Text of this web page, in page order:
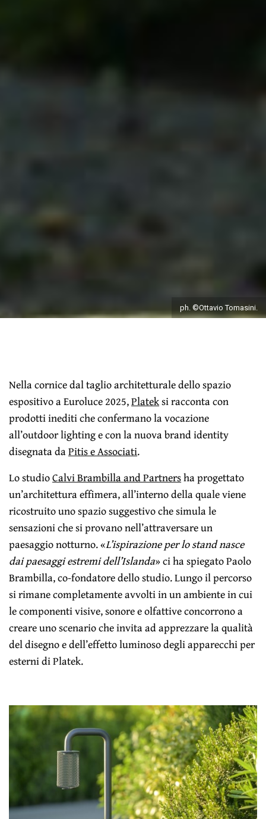
ph. ©Ottavio Tomasini.
Nella cornice dal taglio architetturale dello spazio
espositivo a Euroluce 2025,Plateksi racconta con
prodotti inediti che confermano la vocazione
all’outdoor lighting e con la nuova brand identity
disegnata daPitis e Associati.
Lo studioCalvi Brambilla and Partnersha progettato
un’architettura effimera, all’interno della quale viene
ricostruito uno spazio suggestivo che simula le
sensazioni che si provano nell’attraversare un
paesaggio notturno. «L’ispirazione per lo stand nasce
dai paesaggi estremi dell’Islanda» ci ha spiegato Paolo
Brambilla, co-fondatore dello studio. Lungo il percorso
si rimane completamente avvolti in un ambiente in cui
le componenti visive, sonore e olfattive concorrono a
creare uno scenario che invita ad apprezzare la qualità
del disegno e dell’effetto luminoso degli apparecchi per
esterni di Platek.